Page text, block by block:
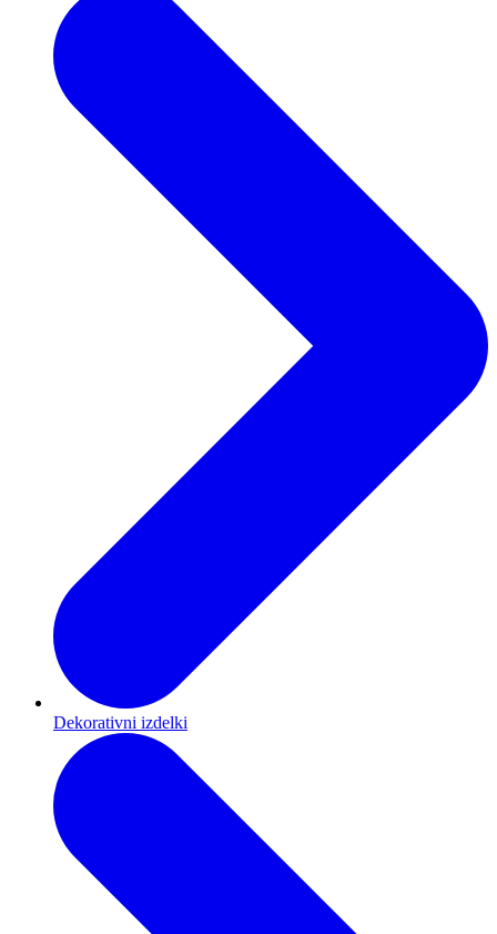
Dekorativni izdelki